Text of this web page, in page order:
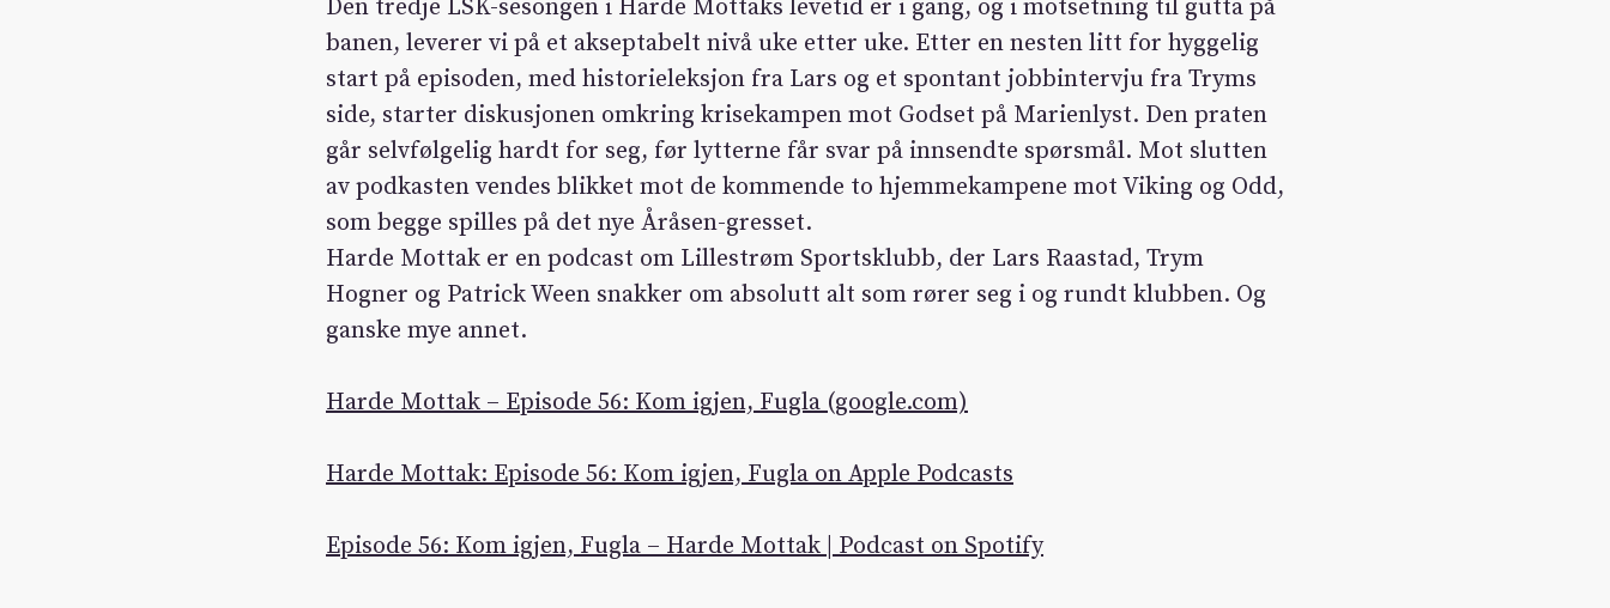
Den tredje LSK-sesongen i Harde Mottaks levetid er i gang, og i motsetning til gutta på
banen, leverer vi på et akseptabelt nivå uke etter uke. Etter en nesten litt for hyggelig
start på episoden, med historieleksjon fra Lars og et spontant jobbintervju fra Tryms
side, starter diskusjonen omkring krisekampen mot Godset på Marienlyst. Den praten
går selvfølgelig hardt for seg, før lytterne får svar på innsendte spørsmål. Mot slutten
av podkasten vendes blikket mot de kommende to hjemmekampene mot Viking og Odd,
som begge spilles på det nye Åråsen-gresset.
Harde Mottak er en podcast om Lillestrøm Sportsklubb, der Lars Raastad, Trym
Hogner og Patrick Ween snakker om absolutt alt som rører seg i og rundt klubben. Og
ganske mye annet.
Harde Mottak – Episode 56: Kom igjen, Fugla (google.com)
Harde Mottak: Episode 56: Kom igjen, Fugla on Apple Podcasts
Episode 56: Kom igjen, Fugla – Harde Mottak | Podcast on Spotify